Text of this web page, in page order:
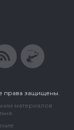
права защищены.
материалов